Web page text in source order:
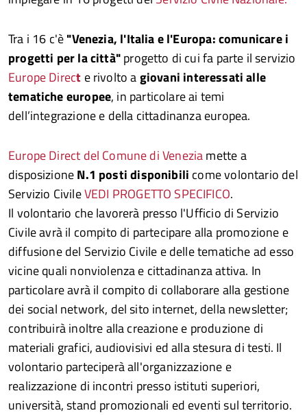
Tra i 16 c'è"Venezia, l'Italia e l'Europa: comunicare i
progetti per la città"progetto di cui fa parte il servizio
Europe Direct e rivolto agiovani interessati alle
tematiche europee, in particolare ai temi
dell’integrazione e della cittadinanza europea.
Europe Direct del Comune di Veneziamette a
disposizioneN.1 posti disponibili come volontario del
Servizio CivileVEDI PROGETTO SPECIFICO.
Il volontario che lavorerà presso l'Ufficio di Servizio
Civile avrà il compito di partecipare alla promozione e
diffusione del Servizio Civile e delle tematiche ad esso
vicine quali nonviolenza e cittadinanza attiva. In
particolare avrà il compito di collaborare alla gestione
dei social network, del sito internet, della newsletter;
contribuirà inoltre alla creazione e produzione di
materiali grafici, audiovisivi ed alla stesura di testi. Il
volontario parteciperà all'organizzazione e
realizzazione di incontri presso istituti superiori,
università, stand promozionali ed eventi sul territorio.